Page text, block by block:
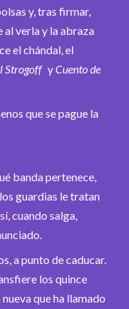
y, tras firmar,
al verla y la abraza
el chándal, el
Strogoff yCuento de
que se pague la
banda pertenece,
guardias le tratan
cuando salga,
a punto de caducar.
los quince
que ha llamado